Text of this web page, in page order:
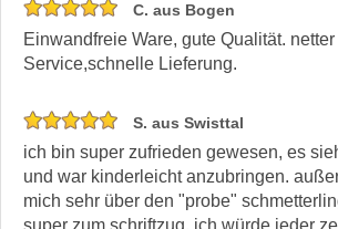
C. aus Bogen
Einwandfreie Ware, gute Qualität.
Service,schnelle Lieferung.
S. aus Swisttal
ich bin super zufrieden gewesen, es
und war kinderleicht anzubringen.
mich sehr über den "probe"